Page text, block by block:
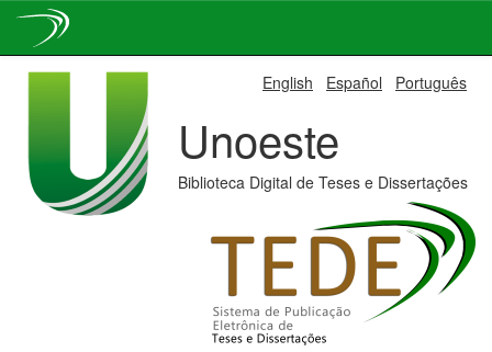
English Español Português
Unoeste
Biblioteca Digital de Teses e Dissertações